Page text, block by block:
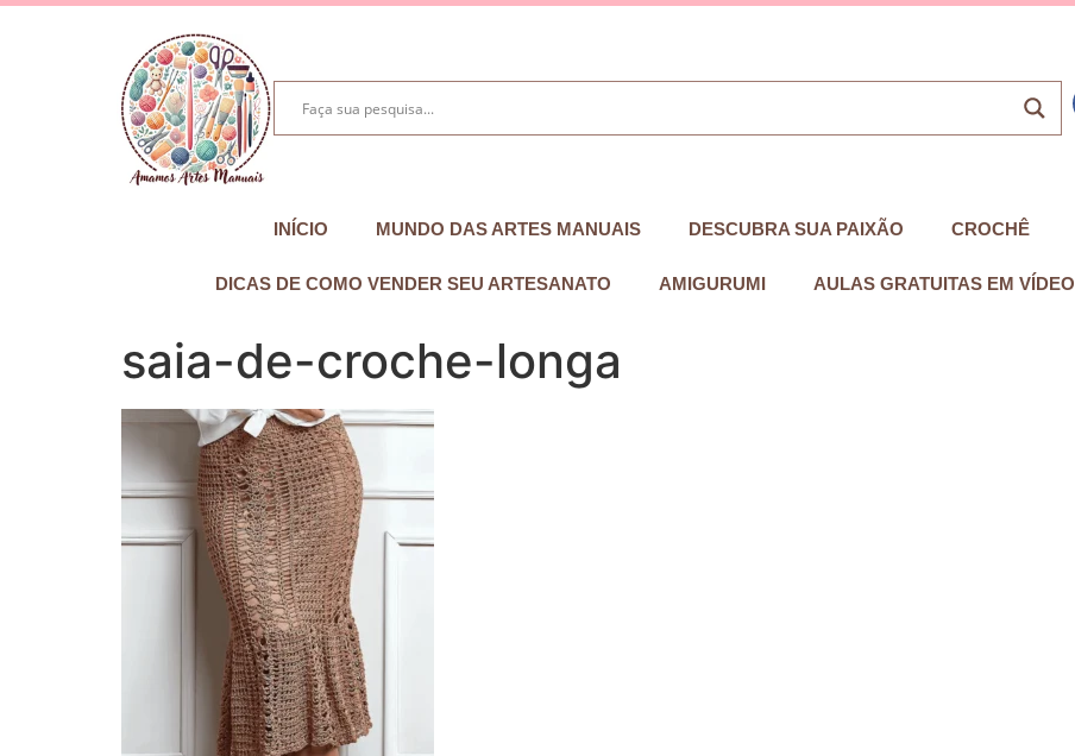
INÍCIO MUNDO DAS ARTES MANUAIS DESCUBRA SUA PAIXÃO CROCHÊ
DICAS DE COMO VENDER SEU ARTESANATO AMIGURUMI AULAS GRATUITAS EM VÍDEO
saia-de-croche-longa